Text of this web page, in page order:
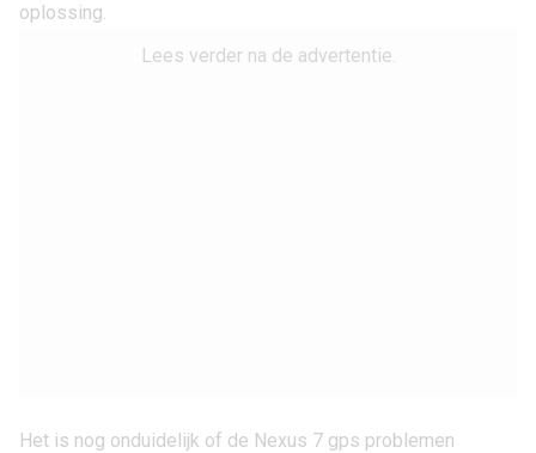
oplossing.
Lees verder na de advertentie.
Het is nog onduidelijk of de Nexus 7 gps problemen